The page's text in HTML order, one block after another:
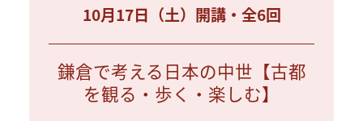
10月17日（土）開講・全6回
鎌倉で考える日本の中世【古都
を観る・歩く・楽しむ】